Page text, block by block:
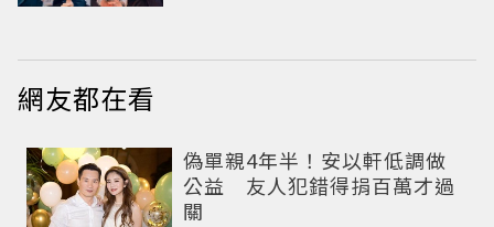
網友都在看
偽單親4年半！安以軒低調做
公益 友人犯錯得捐百萬才過
關